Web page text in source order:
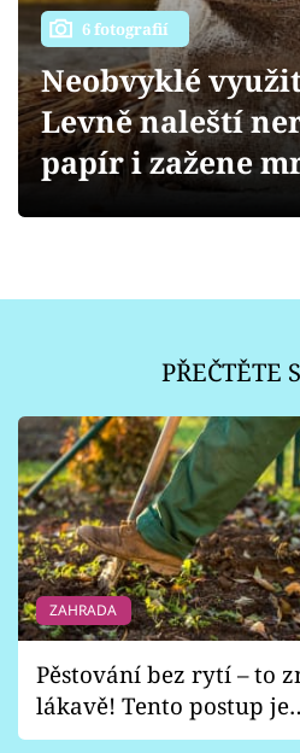
Přihlášení
Sledujte nás
6 fotografií
Neobvyklé
Levně naleští
papír i zažene
PŘEČTĚTE
ZAHRADA
Pěstování bez rytí – to
lákavě! Tento postup je
vhodný jen pro některé